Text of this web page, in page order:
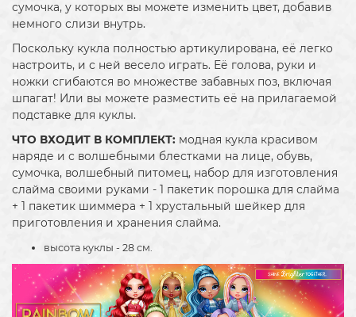
сумочка, у которых вы можете изменить цвет, добавив
немного слизи внутрь.
Поскольку кукла полностью артикулирована, её легко
настроить, и с ней весело играть. Её голова, руки и
ножки сгибаются во множестве забавных поз, включая
шпагат! Или вы можете разместить её на прилагаемой
подставке для куклы.
ЧТО ВХОДИТ В КОМПЛЕКТ: модная кукла красивом
наряде и с волшебными блестками на лице, обувь,
сумочка, волшебный питомец, набор для изготовления
слайма своими руками - 1 пакетик порошка для слайма
+ 1 пакетик шиммера + 1 хрустальный шейкер для
приготовления и хранения слайма.
высота куклы - 28 см.